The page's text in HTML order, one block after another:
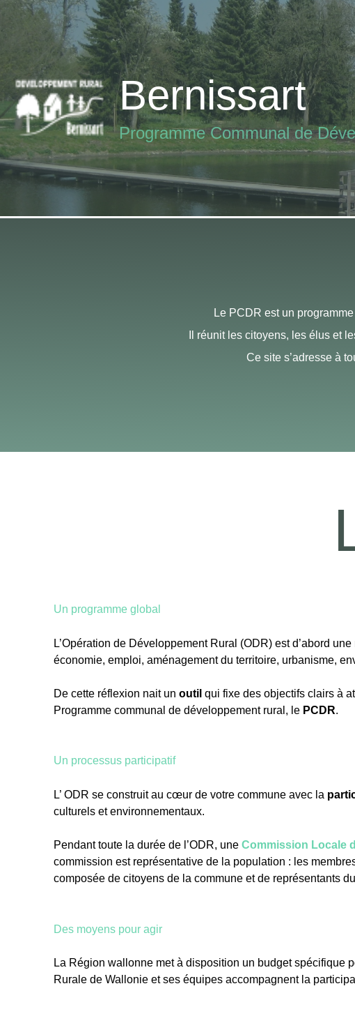
Aller
Bernissart
Programme Communal de
Le PCDR est un
Il réunit les citoyens, les élus et
Ce site s’adresse à
Un programme global
L’Opération de Développement Rural (ODR) est d’abord une
économie, emploi, aménagement du territoire, urbanisme,
De cette réflexion nait unoutilqui fixe des objectifs clairs à
Programme communal de développement rural, le PCDR.
Un processus participatif
L’ ODR se construit au cœur de votre commune avec la
culturels et environnementaux.
Pendant toute la durée de l’ODR, uneCommission Locale
commission est représentative de la population : les
composée de citoyens de la commune et de représentants
Des moyens pour agir
La Région wallonne met à disposition un budget spécifique
Rurale de Wallonie et ses équipes accompagnent la